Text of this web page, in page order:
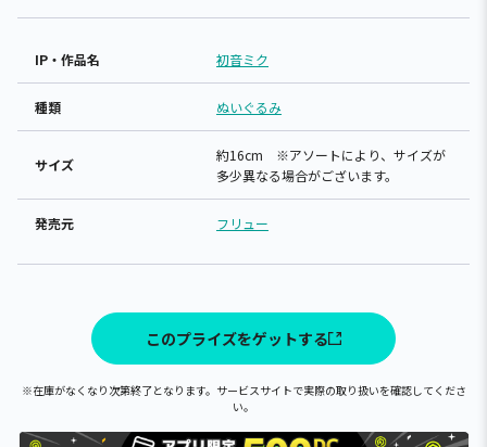
IP・作品名 初音ミク
種類 ぬいぐるみ
サイズ
約16cm ※アソートにより、サイズが
多少異なる場合がございます。
発売元 フリュー
このプライズをゲットする
※在庫がなくなり次第終了となります。サービスサイトで実際の取り扱いを確認してくださ
い。